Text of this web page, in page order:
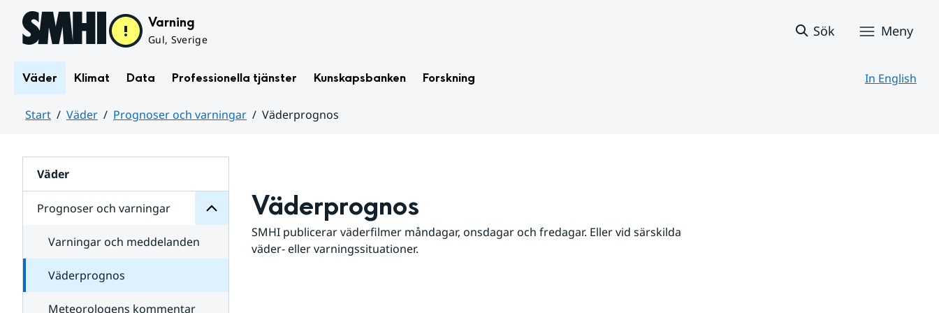
Hoppa till sidans innehåll Varning
Gul, Sverige
Sök Meny
Väder Klimat Data Professionella tjänster Kunskapsbanken Forskning In English
Start Väder Prognoser och varningar
Väderprognos
Väder
Prognoser och varningar
för
varningar
Varningar och meddelanden
Väderprognos
Meteorologens kommentar
Väderprognos
SMHI publicerar väderfilmer måndagar, onsdagar och fredagar. Eller vid särskilda
väder- eller varningssituationer.